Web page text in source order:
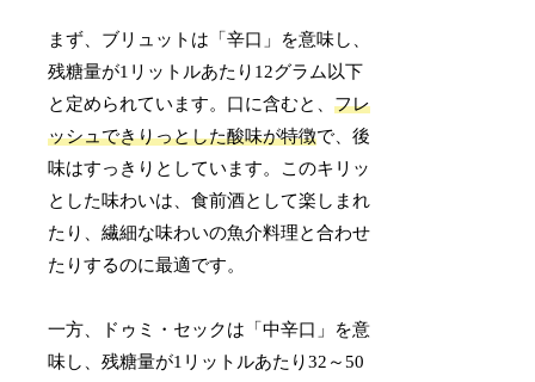
まず、ブリュットは「辛口」を意味し、
残糖量が1リットルあたり12グラム以下
と定められています。口に含むと、フレ
ッシュできりっとした酸味が特徴で、後
味はすっきりとしています。このキリッ
とした味わいは、食前酒として楽しまれ
たり、繊細な味わいの魚介料理と合わせ
たりするのに最適です。
一方、ドゥミ・セックは「中辛口」を意
味し、残糖量が1リットルあたり32～50